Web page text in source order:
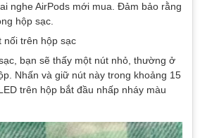
nghe AirPods mới mua. Đảm bảo rằng
hộp sạc.
nối trên hộp sạc
bạn sẽ thấy một nút nhỏ, thường ở
Nhấn và giữ nút này trong khoảng 15
trên hộp bắt đầu nhấp nháy màu